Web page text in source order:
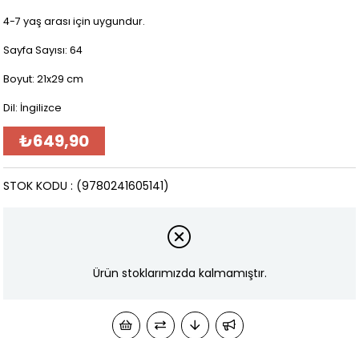
4-7 yaş arası için uygundur.
Sayfa Sayısı: 64
Boyut: 21x29 cm
Dil: İngilizce
₺649,90
(9780241605141)
STOK KODU
Ürün stoklarımızda kalmamıştır.